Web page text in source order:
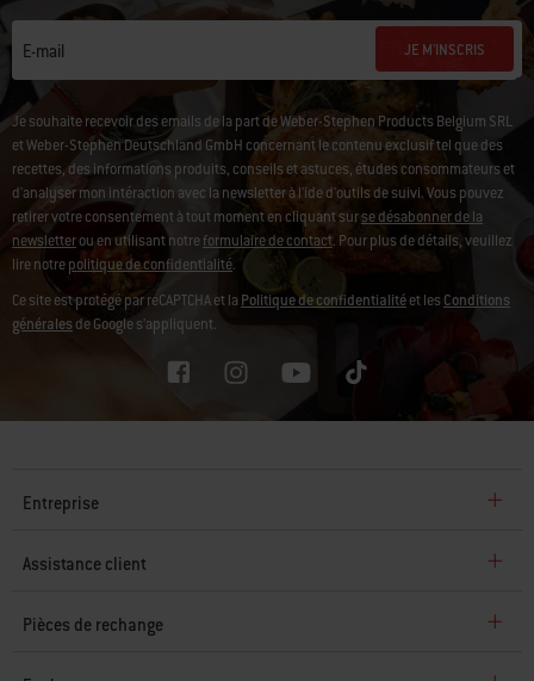
E-mail JE M'INSCRIS
Je souhaite recevoir des emails de la part de Weber-Stephen Products Belgium SRL
et Weber-Stephen Deutschland GmbH concernant le contenu exclusif tel que des
recettes, des informations produits, conseils et astuces, études consommateurs et
d'analyser mon intéraction avec la newsletter à l'ide d'outils de suivi.Vous pouvez
retirer votre consentement à tout moment en cliquant surse désabonner de la
newsletterou en utilisant notreformulaire de contact. Pour plus de détails, veuillez
lire notrepolitique de confidentialité.
Ce site est protégé par reCAPTCHA et la Politique de confidentialitéet lesConditions
généralesde Google s’appliquent.
Entreprise
Assistance client
Pièces de rechange